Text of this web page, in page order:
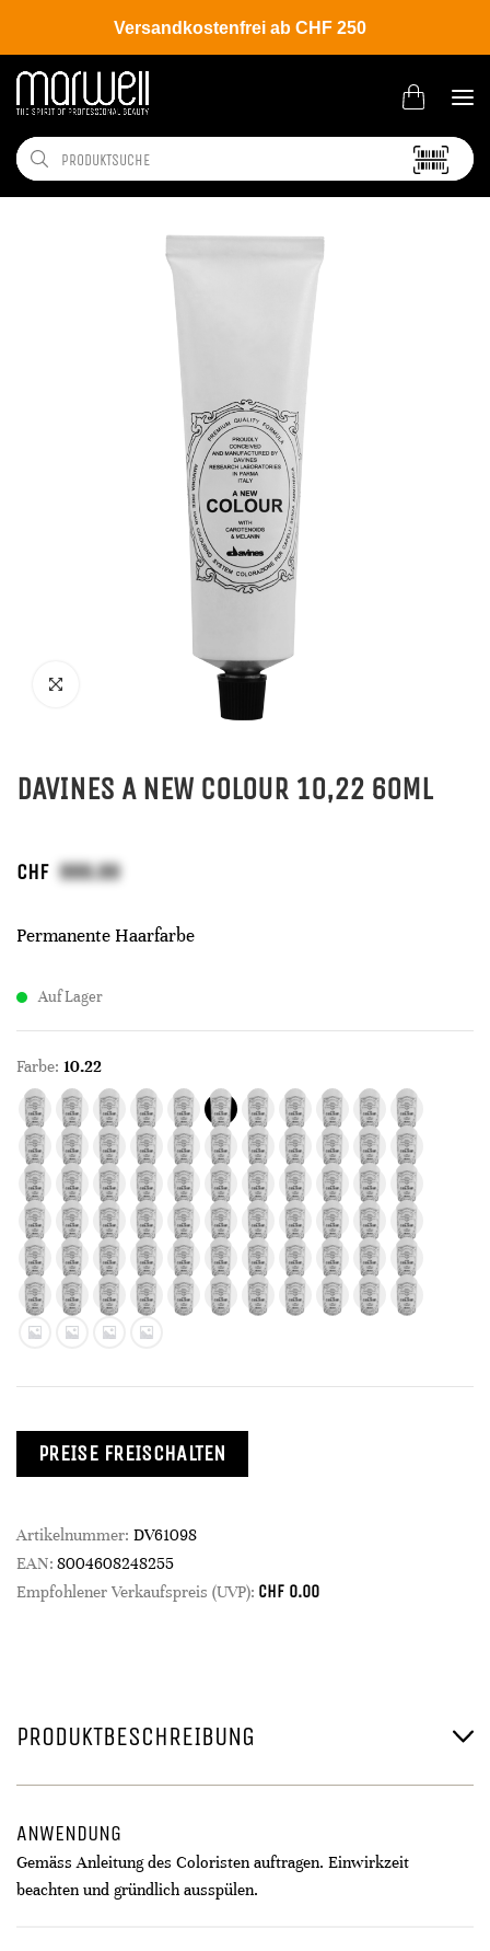
Versandkostenfrei ab CHF 250
Shop Brands Davines Colour
DAVINES A NEW COLOUR 10,22 60ML
CHF
Permanente Haarfarbe
Auf Lager
Farbe: 10.22
PREISE FREISCHALTEN
Artikelnummer: DV61098
EAN: 8004608248255
Empfohlener Verkaufspreis (UVP): CHF 0.00
PRODUKTBESCHREIBUNG
ANWENDUNG
Gemäss Anleitung des Coloristen auftragen. Einwirkzeit
beachten und gründlich ausspülen.